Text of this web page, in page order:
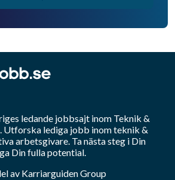
ledande jobbsajt inom Teknik &
Utforska lediga jobb inomteknik &
arbetsgivare. Ta nästa steg i Din
Din fulla potential.
av Karriarguiden Group